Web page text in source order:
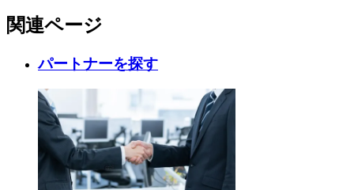
関連ページ
パートナーを探す